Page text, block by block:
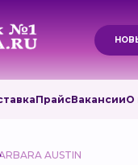
ПрайсВакансииО
AUSTIN